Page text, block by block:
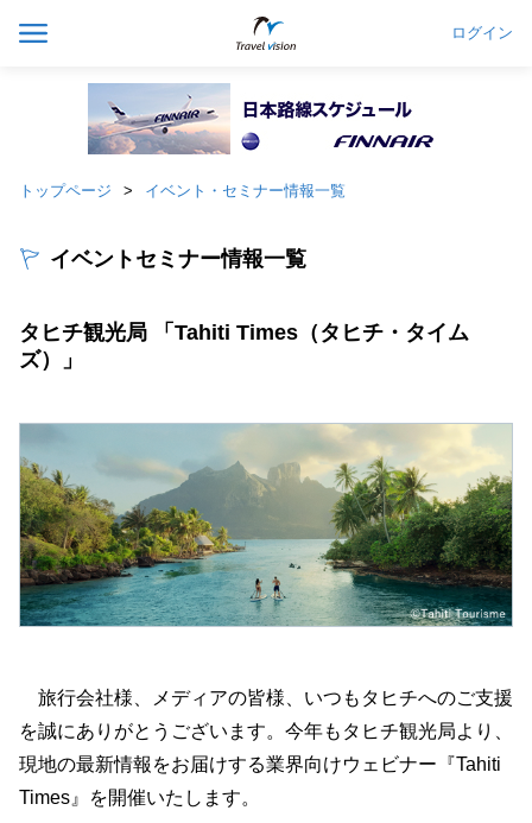
ログイン
トップページ イベント・セミナー情報一覧
イベントセミナー情報一覧
タヒチ観光局 「Tahiti Times（タヒチ・タイム
ズ）」
旅行会社様、メディアの皆様、いつもタヒチへのご支援
を誠にありがとうございます。今年もタヒチ観光局より、
現地の最新情報をお届けする業界向けウェビナー『Tahiti
Times』を開催いたします。